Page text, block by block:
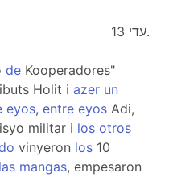
עדי 13.
de Kooperadores"
Holit i azer un
eyos, entre eyos Adi,
militar i los otros
vinyeron los 10
las mangas, empesaron